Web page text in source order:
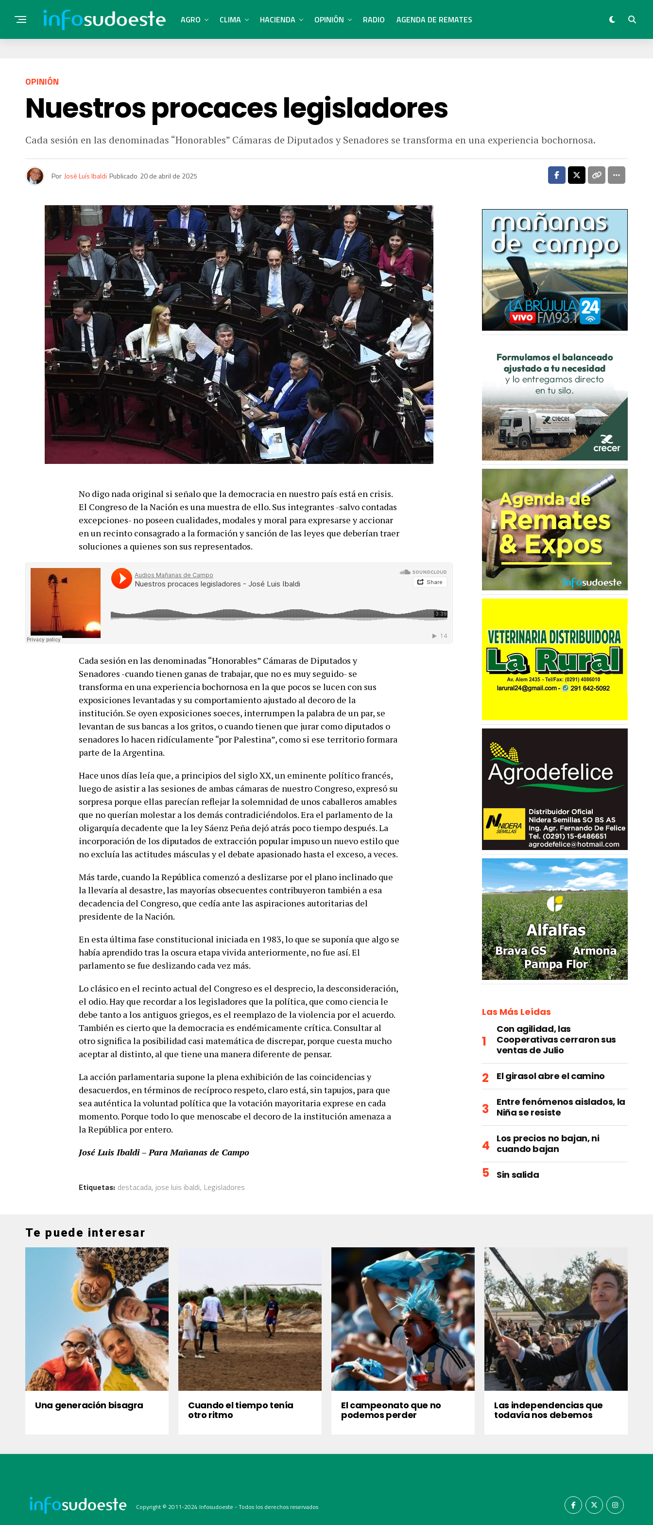
AGRO CLIMA HACIENDA OPINIÓN RADIO AGENDA DE REMATES
OPINIÓN
Nuestros procaces legisladores
Cada sesión en las denominadas “Honorables” Cámaras de Diputados y Senadores se transforma en una experiencia bochornosa.
Por José Luís Ibaldi Publicado 20 de abril de 2025
No digo nada original si señalo que la democracia en nuestro país está en crisis.
El Congreso de la Nación es una muestra de ello. Sus integrantes -salvo contadas
excepciones- no poseen cualidades, modales y moral para expresarse y accionar
en un recinto consagrado a la formación y sanción de las leyes que deberían traer
soluciones a quienes son sus representados.
Cada sesión en las denominadas “Honorables” Cámaras de Diputados y
Senadores -cuando tienen ganas de trabajar, que no es muy seguido- se
transforma en una experiencia bochornosa en la que pocos se lucen con sus
exposiciones levantadas y su comportamiento ajustado al decoro de la
institución. Se oyen exposiciones soeces, interrumpen la palabra de un par, se
levantan de sus bancas a los gritos, o cuando tienen que jurar como diputados o
senadores lo hacen ridículamente “por Palestina”, como si ese territorio formara
parte de la Argentina.
Hace unos días leía que, a principios del siglo XX, un eminente político francés,
luego de asistir a las sesiones de ambas cámaras de nuestro Congreso, expresó su
sorpresa porque ellas parecían reflejar la solemnidad de unos caballeros amables
que no querían molestar a los demás contradiciéndolos. Era el parlamento de la
oligarquía decadente que la ley Sáenz Peña dejó atrás poco tiempo después. La
incorporación de los diputados de extracción popular impuso un nuevo estilo que
no excluía las actitudes másculas y el debate apasionado hasta el exceso, a veces.
Más tarde, cuando la República comenzó a deslizarse por el plano inclinado que
la llevaría al desastre, las mayorías obsecuentes contribuyeron también a esa
decadencia del Congreso, que cedía ante las aspiraciones autoritarias del
presidente de la Nación.
En esta última fase constitucional iniciada en 1983, lo que se suponía que algo se
había aprendido tras la oscura etapa vivida anteriormente, no fue así. El
parlamento se fue deslizando cada vez más.
Lo clásico en el recinto actual del Congreso es el desprecio, la desconsideración,
el odio. Hay que recordar a los legisladores que la política, que como ciencia le
debe tanto a los antiguos griegos, es el reemplazo de la violencia por el acuerdo.
También es cierto que la democracia es endémicamente crítica. Consultar al
otro significa la posibilidad casi matemática de discrepar, porque cuesta mucho
aceptar al distinto, al que tiene una manera diferente de pensar.
La acción parlamentaria supone la plena exhibición de las coincidencias y
desacuerdos, en términos de recíproco respeto, claro está, sin tapujos, para que
sea auténtica la voluntad política que la votación mayoritaria exprese en cada
momento. Porque todo lo que menoscabe el decoro de la institución amenaza a
la República por entero.
José Luis Ibaldi – Para Mañanas de Campo
Etiquetas: destacada, jose luis ibaldi, Legisladores
Las Más Leídas
Con agilidad, las
Cooperativas cerraron sus
ventas de Julio
El girasol abre el camino
Entre fenómenos aislados, la
Niña se resiste
Los precios no bajan, ni
cuando bajan
Sin salida
Te puede interesar
Una generación bisagra
Cuando el tiempo tenía
otro ritmo
El campeonato que no
podemos perder
Las independencias que
todavía nos debemos
Copyright © 2011-2024 Infosudoeste - Todos los derechos reservados